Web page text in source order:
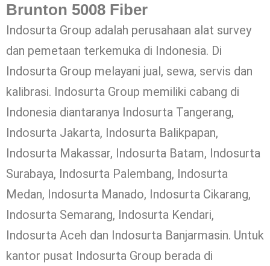
Brunton 5008 Fiber
Indosurta Group adalah perusahaan alat survey
dan pemetaan terkemuka di Indonesia. Di
Indosurta Group melayani jual, sewa, servis dan
kalibrasi. Indosurta Group memiliki cabang di
Indonesia diantaranya Indosurta Tangerang,
Indosurta Jakarta, Indosurta Balikpapan,
Indosurta Makassar, Indosurta Batam, Indosurta
Surabaya, Indosurta Palembang, Indosurta
Medan, Indosurta Manado, Indosurta Cikarang,
Indosurta Semarang, Indosurta Kendari,
Indosurta Aceh dan Indosurta Banjarmasin. Untuk
kantor pusat Indosurta Group berada di